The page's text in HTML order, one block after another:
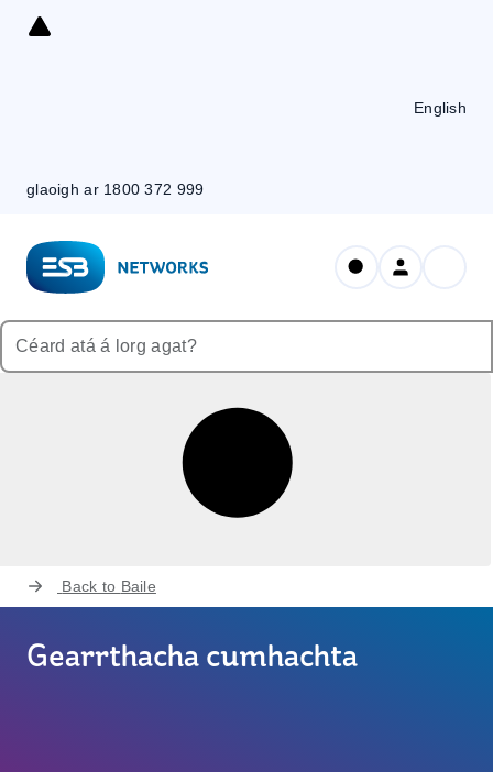
Skip
glaoigh ar 1800 372 999
English
Back to Baile
Gearrthacha cumhachta